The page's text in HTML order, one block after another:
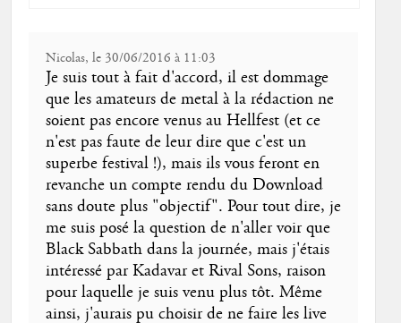
Nicolas, le 30/06/2016 à 11:03
Je suis tout à fait d'accord, il est dommage
que les amateurs de metal à la rédaction ne
soient pas encore venus au Hellfest (et ce
n'est pas faute de leur dire que c'est un
superbe festival !), mais ils vous feront en
revanche un compte rendu du Download
sans doute plus "objectif". Pour tout dire, je
me suis posé la question de n'aller voir que
Black Sabbath dans la journée, mais j'étais
intéressé par Kadavar et Rival Sons, raison
pour laquelle je suis venu plus tôt. Même
ainsi, j'aurais pu choisir de ne faire les live